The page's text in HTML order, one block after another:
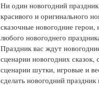
Ни один новогодний
красивого и оригинального
сказочные новогодние
любого новогоднего
Праздник вас ждут
сценарии новогодних
сценарии шутки, игровые и
сделать новогодний